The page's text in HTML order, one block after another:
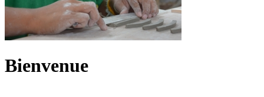
Bienvenue